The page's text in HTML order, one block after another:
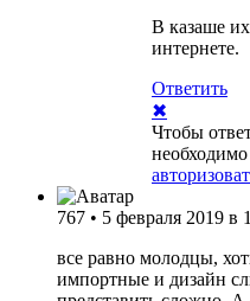
В казаше
интернете.
Ответить
✖
Чтобы
необходимо
767 • 5 февраля 2019 в
все равно молодцы,
импортные и дизайн